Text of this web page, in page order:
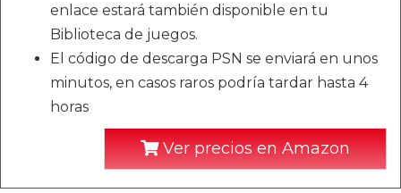
enlace estará también disponible en tu
Biblioteca de juegos.
El código de descarga PSN se enviará en unos
minutos, en casos raros podría tardar hasta 4
horas
Ver precios en Amazon